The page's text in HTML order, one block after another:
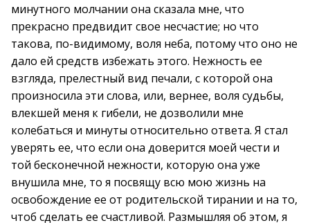
минутного молчании она сказала мне, что
прекрасно предвидит свое несчастие; но что
такова, по-видимому, воля неба, потому что оно не
дало ей средств избежать этого. Нежность ее
взгляда, прелестный вид печали, с которой она
произносила эти слова, или, вернее, воля судьбы,
влекшей меня к гибели, не дозволили мне
колебаться и минуты относительно ответа. Я стал
уверять ее, что если она доверится моей чести и
той бесконечной нежности, которую она уже
внушила мне, то я посвящу всю мою жизнь на
освобождение ее от родительской тирании и на то,
чтоб сделать ее счастливой. Размышляя об этом, я